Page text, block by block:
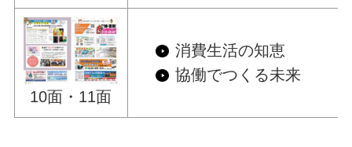
10面・11面
消費生活の知恵
協働でつくる未来